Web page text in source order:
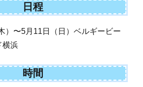
日程
）〜5月11日（日）ベルギービー
横浜
時間